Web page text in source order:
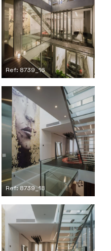
Ref: 8739_16
Ref: 8739_18